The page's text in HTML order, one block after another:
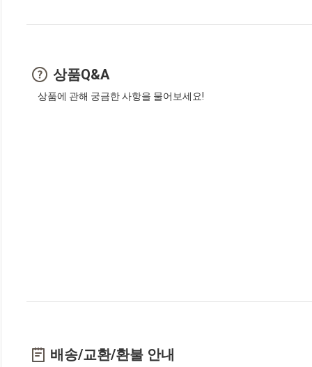
상품Q&A
상품에 관해 궁금한 사항을 물어보세요!
배송/교환/환불 안내